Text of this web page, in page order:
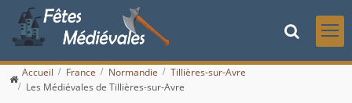
Accueil France Normandie
Tillières-sur-Avre
Les Médiévales de Tillières-sur-Avre